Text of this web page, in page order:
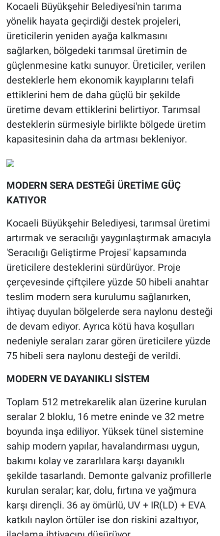
Kocaeli Büyükşehir Belediyesi'nin tarıma
yönelik hayata geçirdiği destek projeleri,
üreticilerin yeniden ayağa kalkmasını
sağlarken, bölgedeki tarımsal üretimin de
güçlenmesine katkı sunuyor. Üreticiler, verilen
desteklerle hem ekonomik kayıplarını telafi
ettiklerini hem de daha güçlü bir şekilde
üretime devam ettiklerini belirtiyor. Tarımsal
desteklerin sürmesiyle birlikte bölgede üretim
kapasitesinin daha da artması bekleniyor.
MODERN SERA DESTEĞİ ÜRETİME GÜÇ
KATIYOR
Kocaeli Büyükşehir Belediyesi, tarımsal üretimi
artırmak ve seracılığı yaygınlaştırmak amacıyla
'Seracılığı Geliştirme Projesi' kapsamında
üreticilere desteklerini sürdürüyor. Proje
çerçevesinde çiftçilere yüzde 50 hibeli anahtar
teslim modern sera kurulumu sağlanırken,
ihtiyaç duyulan bölgelerde sera naylonu desteği
de devam ediyor. Ayrıca kötü hava koşulları
nedeniyle seraları zarar gören üreticilere yüzde
75 hibeli sera naylonu desteği de verildi.
MODERN VE DAYANIKLI SİSTEM
Toplam 512 metrekarelik alan üzerine kurulan
seralar 2 bloklu, 16 metre eninde ve 32 metre
boyunda inşa ediliyor. Yüksek tünel sistemine
sahip modern yapılar, havalandırması uygun,
bakımı kolay ve zararlılara karşı dayanıklı
şekilde tasarlandı. Demonte galvaniz profillerle
kurulan seralar; kar, dolu, fırtına ve yağmura
karşı dirençli. 36 ay ömürlü, UV + IR(LD) + EVA
katkılı naylon örtüler ise don riskini azaltıyor,